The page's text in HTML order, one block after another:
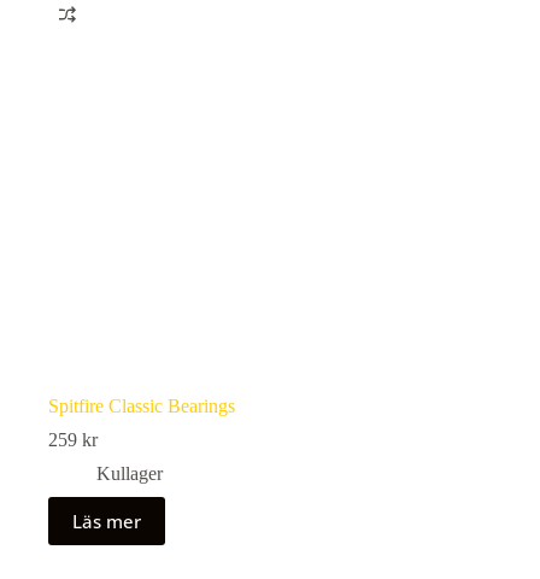
Spitfire Classic Bearings
259 kr
Kullager
Läs mer